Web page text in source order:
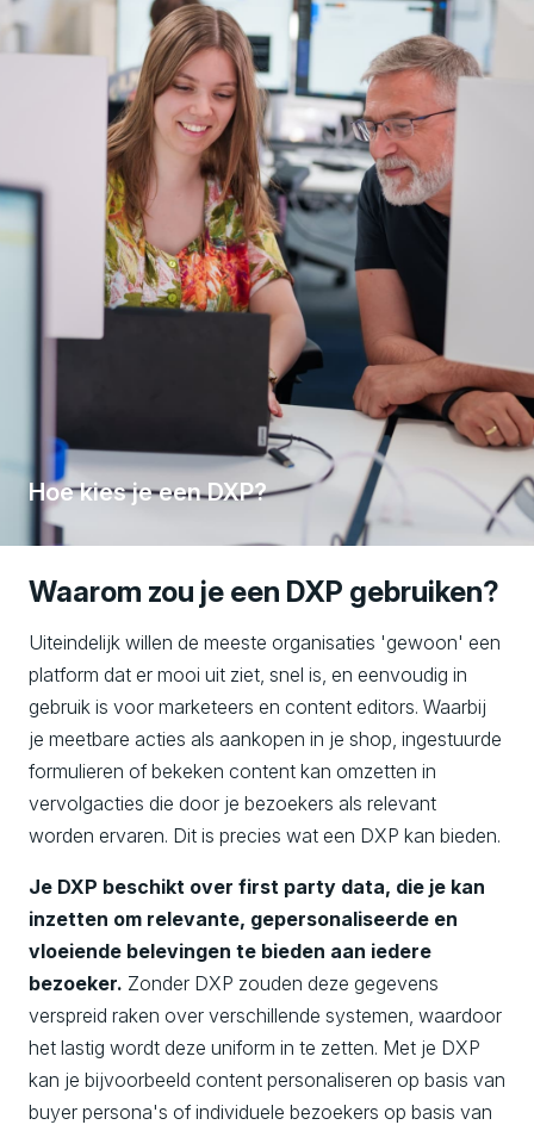
Hoe kies je een DXP?
Waarom zou je een DXP gebruiken?
Uiteindelijk willen de meeste organisaties 'gewoon' een
platform dat er mooi uit ziet, snel is, en eenvoudig in
gebruik is voor marketeers en content editors. Waarbij
je meetbare acties als aankopen in je shop, ingestuurde
formulieren of bekeken content kan omzetten in
vervolgacties die door je bezoekers als relevant
worden ervaren. Dit is precies wat een DXP kan bieden.
Je DXP beschikt over first party data, die je kan
inzetten om relevante, gepersonaliseerde en
vloeiende belevingen te bieden aan iedere
bezoeker. Zonder DXP zouden deze gegevens
verspreid raken over verschillende systemen, waardoor
het lastig wordt deze uniform in te zetten. Met je DXP
kan je bijvoorbeeld content personaliseren op basis van
buyer persona's of individuele bezoekers op basis van